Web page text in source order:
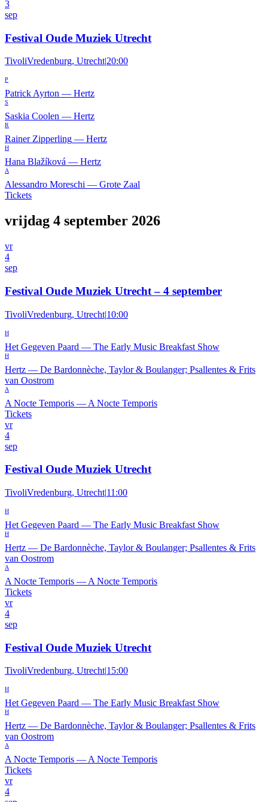
3
sep
Festival Oude Muziek Utrecht
TivoliVredenburg, Utrecht|20:00
P
Patrick Ayrton — Hertz
S
Saskia Coolen — Hertz
R
Rainer Zipperling — Hertz
H
Hana Blažíková — Hertz
A
Alessandro Moreschi — Grote Zaal
Tickets
vrijdag 4 september 2026
vr
4
sep
Festival Oude Muziek Utrecht – 4 september
TivoliVredenburg, Utrecht|10:00
H
Het Gegeven Paard — The Early Music Breakfast Show
H
Hertz — De Bardonnèche, Taylor & Boulanger; Psallentes & Frits
van Oostrom
A
A Nocte Temporis — A Nocte Temporis
Tickets
vr
4
sep
Festival Oude Muziek Utrecht
TivoliVredenburg, Utrecht|11:00
H
Het Gegeven Paard — The Early Music Breakfast Show
H
Hertz — De Bardonnèche, Taylor & Boulanger; Psallentes & Frits
van Oostrom
A
A Nocte Temporis — A Nocte Temporis
Tickets
vr
4
sep
Festival Oude Muziek Utrecht
TivoliVredenburg, Utrecht|15:00
H
Het Gegeven Paard — The Early Music Breakfast Show
H
Hertz — De Bardonnèche, Taylor & Boulanger; Psallentes & Frits
van Oostrom
A
A Nocte Temporis —A Nocte Temporis
Tickets
vr
4